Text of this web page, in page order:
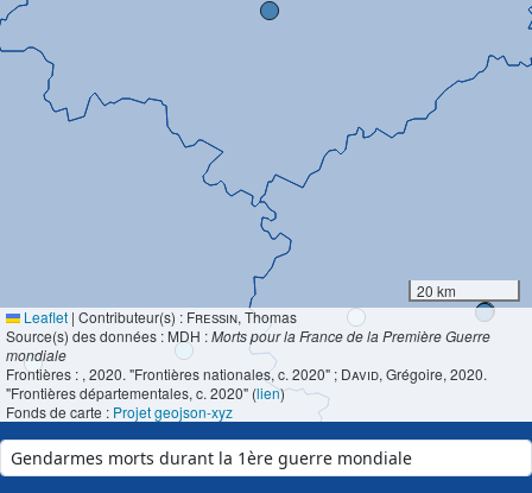
20 km
Leaflet | Contributeur(s) : Fressin, Thomas
Source(s) des données : MDH :Morts pour la France de la Première Guerre
mondiale
Frontières : , 2020. "Frontières nationales, c. 2020" ; David, Grégoire, 2020.
"Frontières départementales, c. 2020" (lien)
Fonds de carte : Projet geojson-xyz